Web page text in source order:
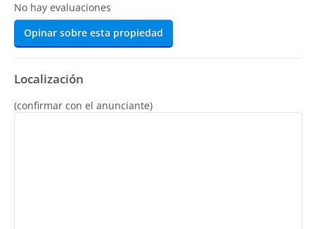
No hay evaluaciones
Opinar sobre esta propiedad
Localización
(confirmar con el anunciante)